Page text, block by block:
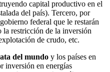
capital productivo en el
del país). Tercero, por
federal que le restarán
la restricción de la inversión
de crudo, etc.
del mundo y los países en
inversión en energías